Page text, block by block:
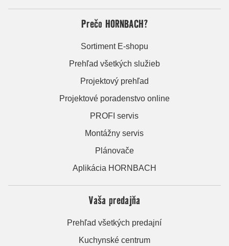
Prečo HORNBACH?
Sortiment E-shopu
Prehľad všetkých služieb
Projektový prehľad
Projektové poradenstvo online
PROFI servis
Montážny servis
Plánovače
Aplikácia HORNBACH
Vaša predajňa
Prehľad všetkých predajní
Kuchynské centrum